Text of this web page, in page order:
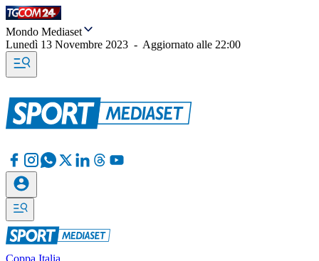
Mondo Mediaset
Lunedì 13 Novembre 2023 - Aggiornato alle 22:00
Coppa Italia